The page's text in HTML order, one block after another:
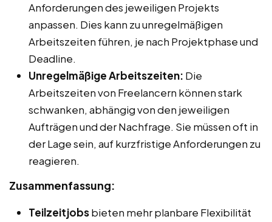
Anforderungen des jeweiligen Projekts
anpassen. Dies kann zu unregelmäßigen
Arbeitszeiten führen, je nach Projektphase und
Deadline.
Unregelmäßige Arbeitszeiten: Die
Arbeitszeiten von Freelancern können stark
schwanken, abhängig von den jeweiligen
Aufträgen und der Nachfrage. Sie müssen oft in
der Lage sein, auf kurzfristige Anforderungen zu
reagieren.
Zusammenfassung:
Teilzeitjobsbieten mehr planbare Flexibilität